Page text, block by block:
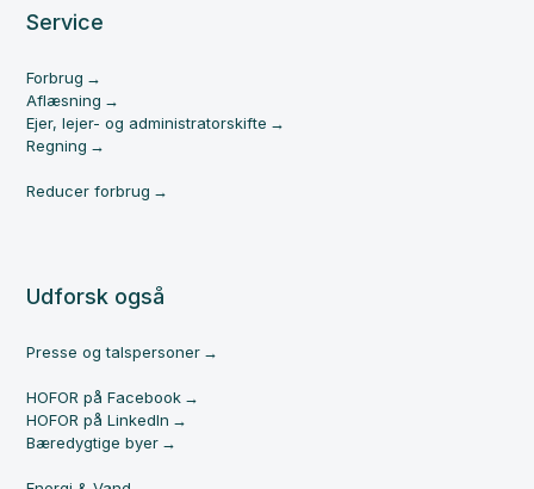
Service
Forbrug
Aflæsning
Ejer, lejer- og administratorskifte
Regning
Reducer forbrug
Udforsk også
Presse og talspersoner
HOFOR på Facebook
HOFOR på LinkedIn
Bæredygtige byer